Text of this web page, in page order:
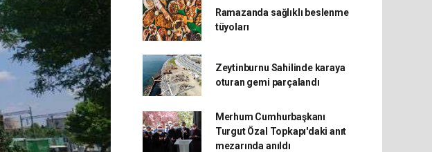
Ramazanda sağlıklı beslenme
tüyoları
Zeytinburnu Sahilinde karaya
oturan gemi parçalandı
Merhum Cumhurbaşkanı
Turgut Özal Topkapı'daki anıt
mezarında anıldı